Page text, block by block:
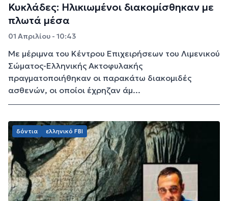
Κυκλάδες: Ηλικιωμένοι διακομίσθηκαν με
πλωτά μέσα
01 Απριλίου - 10:43
Με μέριμνα του Κέντρου Επιχειρήσεων του Λιμενικού
Σώματος-Ελληνικής Ακτοφυλακής
πραγματοποιήθηκαν οι παρακάτω διακομιδές
ασθενών, οι οποίοι έχρηζαν άμ...
δόντια ελληνικό FBI